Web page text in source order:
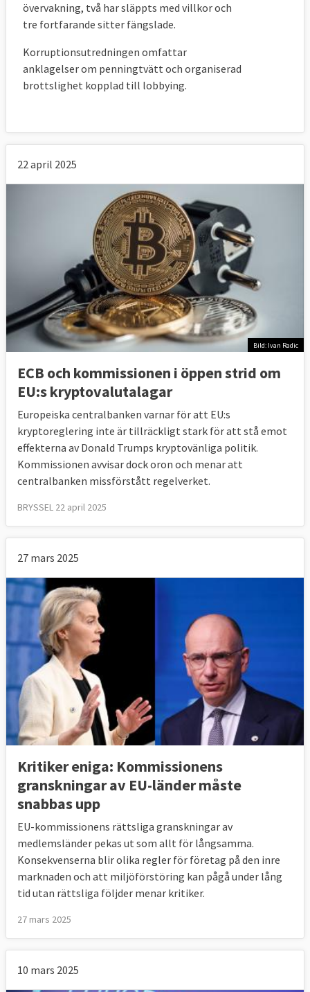
övervakning, två har släppts med villkor och
tre fortfarande sitter fängslade.
Korruptionsutredningen omfattar
anklagelser om penningtvätt och organiserad
brottslighet kopplad till lobbying.
22 april 2025
Bild: Ivan Radic
ECB och kommissionen i öppen strid om
EU:s kryptovalutalagar
Europeiska centralbanken varnar för att EU:s
kryptoreglering inte är tillräckligt stark för att stå emot
effekterna av Donald Trumps kryptovänliga politik.
Kommissionen avvisar dock oron och menar att
centralbanken missförstått regelverket.
BRYSSEL 22 april 2025
27 mars 2025
Kritiker eniga: Kommissionens
granskningar av EU-länder måste
snabbas upp
EU-kommissionens rättsliga granskningar av
medlemsländer pekas ut som allt för långsamma.
Konsekvenserna blir olika regler för företag på den inre
marknaden och att miljöförstöring kan pågå under lång
tid utan rättsliga följder menar kritiker.
27 mars 2025
10 mars 2025